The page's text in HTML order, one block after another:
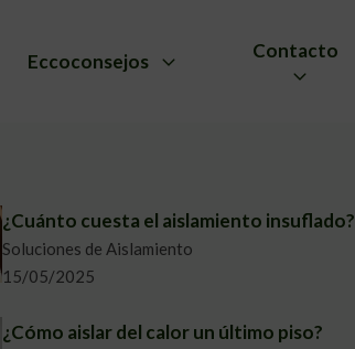
Eccoconsejos Contacto
¿Cuánto cuesta el aislamiento insuflado?
Soluciones de Aislamiento
15/05/2025
¿Cómo aislar del calor un último piso?